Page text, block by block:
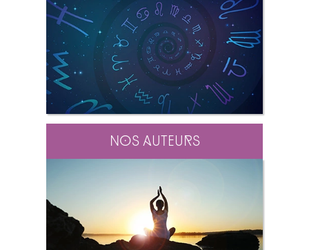
Nos auteurs